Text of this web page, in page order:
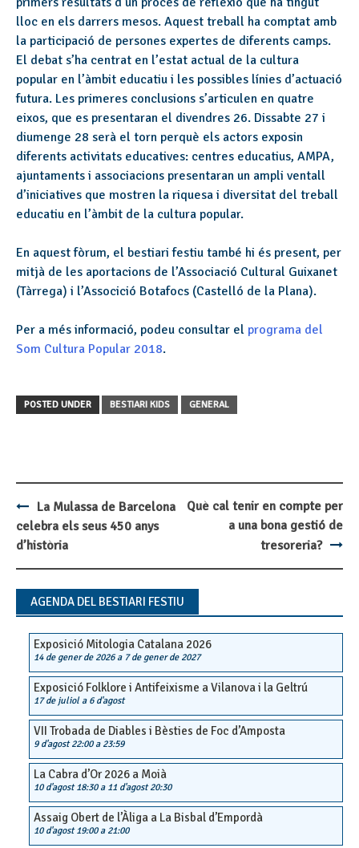
lloc en els darrers mesos. Aquest treball ha comptat amb
la participació de persones expertes de diferents camps.
El debat s’ha centrat en l’estat actual de la cultura
popular en l’àmbit educatiu i les possibles línies d’actuació
futura. Les primeres conclusions s’articulen en quatre
eixos, que es presentaran el divendres 26. Dissabte 27 i
diumenge 28 serà el torn perquè els actors exposin
diferents activitats educatives: centres educatius, AMPA,
ajuntaments i associacions presentaran un ampli ventall
d’iniciatives que mostren la riquesa i diversitat del treball
educatiu en l’àmbit de la cultura popular.
En aquest fòrum, el bestiari festiu també hi és present, per
mitjà de les aportacions de l’Associació Cultural Guixanet
(Tàrrega) i l’Associció Botafocs (Castelló de la Plana).
Per a més informació, podeu consultar el programa del
Som Cultura Popular 2018.
POSTED UNDER BESTIARI KIDS GENERAL
Post
navigation
La Mulassa de Barcelona
celebra els seus 450 anys
d’història
Què cal tenir en compte per
a una bona gestió de
tresoreria?
AGENDA DEL BESTIARI FESTIU
Exposició Mitologia Catalana 2026
14 de gener de 2026a 7 de gener de 2027
Exposició Folklore i Antifeixisme a Vilanova i la Geltrú
17 de juliola 6 d'agost
VII Trobada de Diables i Bèsties de Foc d’Amposta
9 d'agost 22:00a 23:59
La Cabra d’Or 2026 a Moià
10 d'agost 18:30a 11 d'agost 20:30
Assaig Obert de l’Àliga a La Bisbal d’Empordà
10 d'agost 19:00a 21:00